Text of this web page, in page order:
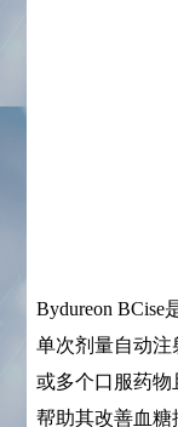
Bydureon BCise
单次剂量自动注
或多个口服药物
帮助其改善血糖